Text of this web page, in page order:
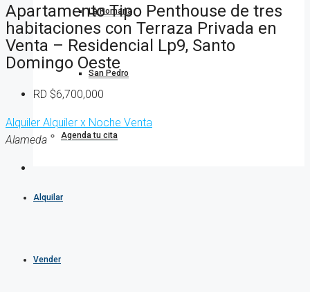
La Romana
San Pedro
Agenda tu cita
Alquilar
Vender
Apartamento Tipo Penthouse de tres
habitaciones con Terraza Privada en
Venta – Residencial Lp9, Santo
Domingo Oeste
RD $6,700,000
Alquiler Alquiler x Noche Venta
Alameda